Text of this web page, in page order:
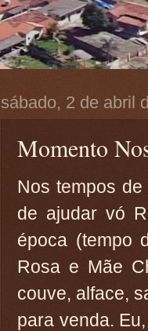
sábado, 2 de abril
Momento
Nos tempos
de ajudar vó
época (tempo
Rosa e Mãe
couve, alface,
para venda.